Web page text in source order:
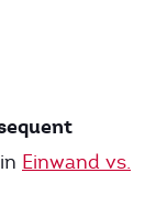
Einwand vs.